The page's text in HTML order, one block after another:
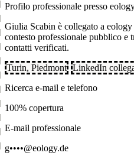
Profilo professionale presso
Giulia Scabin è collegato a
contesto professionale pubblico e
contatti verificati.
Turin, Piedmont LinkedIn
Ricerca e-mail e telefono
100% copertura
E-mail professionale
g••••@eology.de